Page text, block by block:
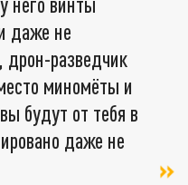
даже не
дрон-разведчик
миномёты и
будут от тебя в
даже не